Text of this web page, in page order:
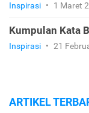
Inspirasi • 1 Maret
Kumpulan Kata
Inspirasi • 21
ARTIKEL